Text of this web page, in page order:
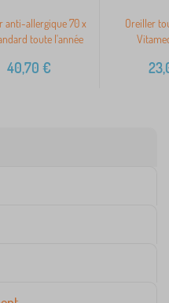
anti-allergique 70 x
toute l'année
40,70 €
Oreiller